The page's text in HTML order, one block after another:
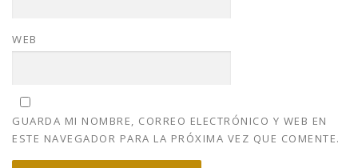
WEB
GUARDA MI NOMBRE, CORREO ELECTRÓNICO Y WEB EN
ESTE NAVEGADOR PARA LA PRÓXIMA VEZ QUE COMENTE.